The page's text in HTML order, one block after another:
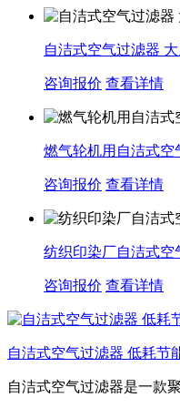
自洁式空气过滤器
咨询报价 查看详情
燃气轮机用自洁式空
咨询报价 查看详情
纺织印染厂自洁式空
咨询报价 查看详情
自洁式空气过滤器 低耗节
自洁式空气过滤器是一款